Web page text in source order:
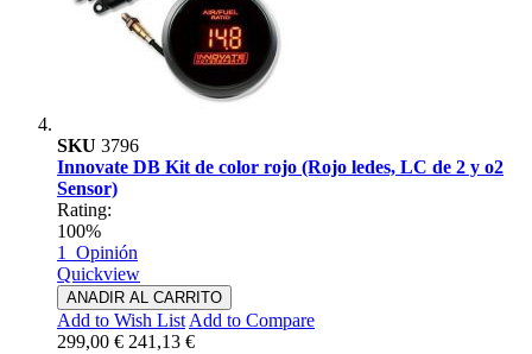
SKU 3796
Innovate DB Kit de color rojo (Rojo ledes, LC de 2 y o2
Sensor)
Rating:
100%
1 Opinión
Quickview
ANADIR AL CARRITO
Add to Wish List Add to Compare
299,00 € 241,13 €